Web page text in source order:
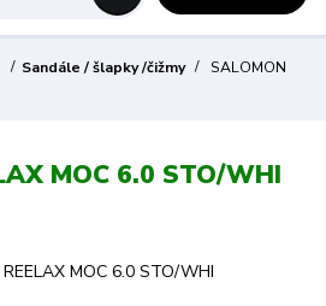
Sandále / šlapky /čižmy
SALOMON
MOC 6.0 STO/WHI